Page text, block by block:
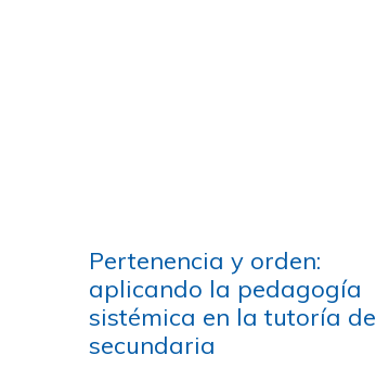
Pertenencia y orden:
aplicando la pedagogía
sistémica en la tutoría de
secundaria